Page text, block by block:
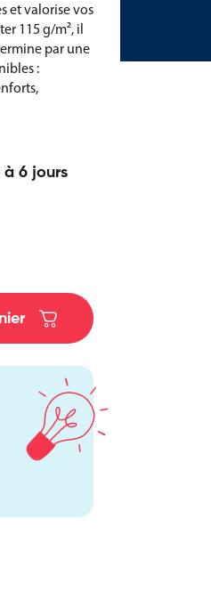
et valorise vos
115 g/m², il
par une
:
à 6 jours